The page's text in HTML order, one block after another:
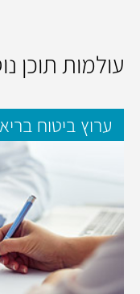
עולמות תוכן
ערוץ ביטוח